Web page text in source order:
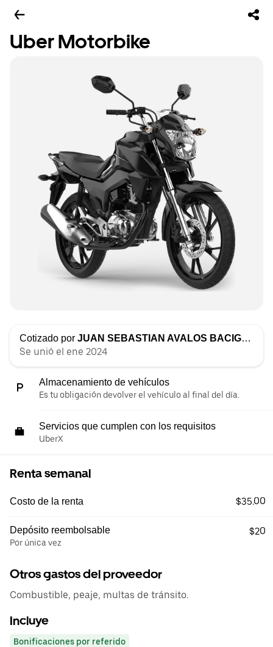
Uber Motorbike
Cotizado por JUAN SEBASTIAN AVALOS BACIGALUPO
Se unió el ene 2024
Almacenamiento de vehículos
Es tu obligación devolver el vehículo al final del día.
Servicios que cumplen con los requisitos
UberX
Renta semanal
Costo de la renta $35.00
Depósito reembolsable
Por única vez
$20
Otros gastos del proveedor
Combustible, peaje, multas de tránsito.
Incluye
Bonificaciones por referido